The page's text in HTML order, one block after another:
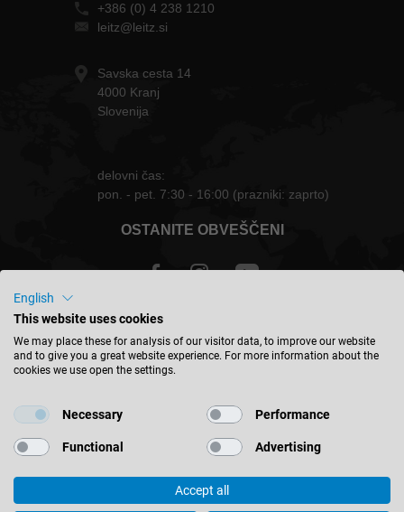
+386 (0) 4 238 1210
leitz@leitz.si
Savska cesta 14
4000 Kranj
Slovenija
delovni čas:
pon. - pet. 7:30 - 16:00 (prazniki: zaprto)
OSTANITE OBVEŠČENI
Slovenija - slovenski
© 2026 Leitz GmbH & Co. KG
English
This website uses cookies
We may place these for analysis of our visitor data, to improve our website
and to give you a great website experience. For more information about the
cookies we use open the settings.
Necessary Performance
Functional Advertising
Accept all